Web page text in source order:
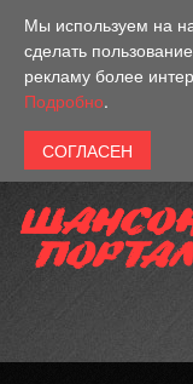
Мы используем на
сделать
рекламу более
Подробно.